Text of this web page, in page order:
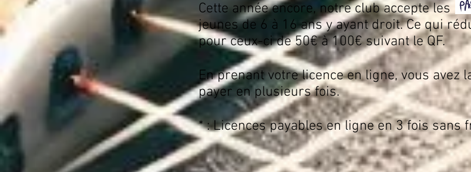
Cette année encore, notre club
jeunes de 6 à 16 ans y ayant droit. Ce qui
pour ceux-ci de 50€ à 100€ suivant le QF.
En prenant votre licence en ligne, vous avez
payer en plusieurs fois.
* : Licences payables en ligne en 3 fois sans